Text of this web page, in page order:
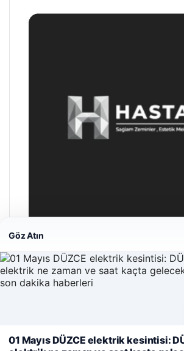
Hastaş Beton
26/05/2026
deneyiminizi kişiselleştirmek ve geliştirmek
Göz Atın
01 Mayıs DÜZCE elektrik kesintisi: